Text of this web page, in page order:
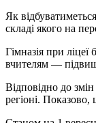
Як
складі якого на
Гімназія при
вчителям —
Відповідно до
регіоні. Показово,